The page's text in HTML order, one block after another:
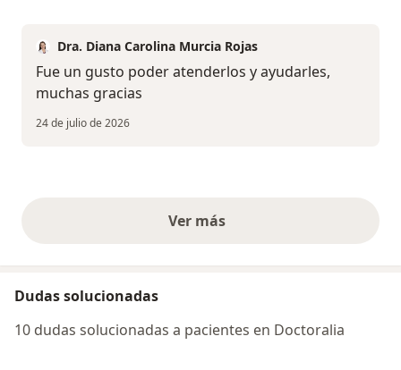
Dra. Diana Carolina Murcia Rojas
Fue un gusto poder atenderlos y ayudarles,
muchas gracias
24 de julio de 2026
Ver másopiniones anteriores
Dudas solucionadas
10 dudas solucionadas a pacientes en Doctoralia